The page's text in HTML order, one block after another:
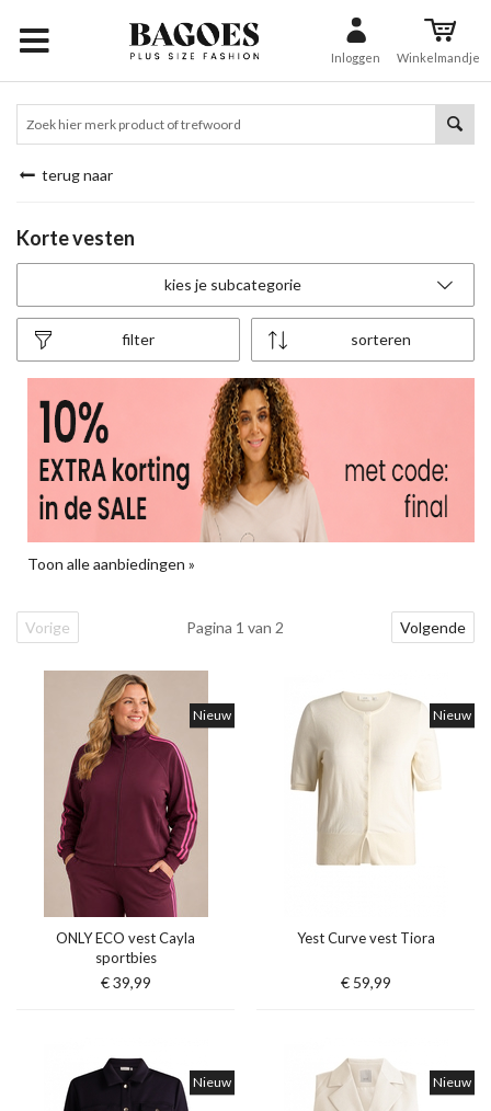
Inloggen Winkelmandje
terug naar
Korte vesten
kies je subcategorie
sorteren
filter
Toon alle aanbiedingen »
Vorige Pagina 1 van 2 Volgende
Nieuw
ONLY ECO vest Cayla
sportbies
€ 39,99
Nieuw
Yest Curve vest Tiora
€ 59,99
Nieuw Nieuw